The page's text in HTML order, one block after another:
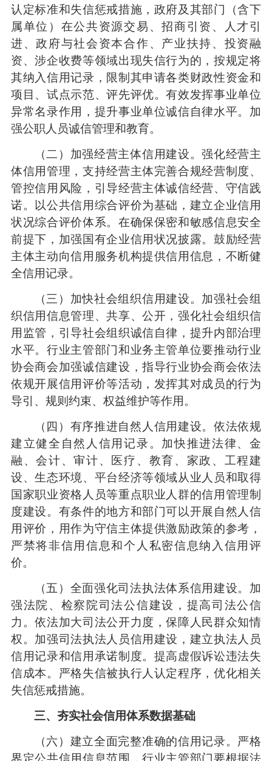
认定标准和失信惩戒措施，政府及其部门（含下
属单位）在公共资源交易、招商引资、人才引
进、政府与社会资本合作、产业扶持、投资融
资、涉企收费等领域出现失信行为的，按规定将
其纳入信用记录，限制其申请各类财政性资金和
项目、试点示范、评先评优。有效发挥事业单位
异常名录作用，提升事业单位诚信自律水平。加
强公职人员诚信管理和教育。
（二）加强经营主体信用建设。强化经营主
体信用管理，支持经营主体完善合规经营制度、
管控信用风险，引导经营主体诚信经营、守信践
诺。以公共信用综合评价为基础，建立企业信用
状况综合评价体系。在确保保密和敏感信息安全
前提下，加强国有企业信用状况披露。鼓励经营
主体主动向信用服务机构提供信用信息，不断健
全信用记录。
（三）加快社会组织信用建设。加强社会组
织信用信息管理、共享、公开，强化社会组织信
用监管，引导社会组织诚信自律，提升内部治理
水平。行业主管部门和业务主管单位要推动行业
协会商会加强诚信建设，指导行业协会商会依法
依规开展信用评价等活动，发挥其对成员的行为
导引、规则约束、权益维护等作用。
（四）有序推进自然人信用建设。依法依规
建立健全自然人信用记录。加快推进法律、金
融、会计、审计、医疗、教育、家政、工程建
设、生态环境、平台经济等领域从业人员和取得
国家职业资格人员等重点职业人群的信用管理制
度建设。有条件的地方和部门可以开展自然人信
用评价，用作为守信主体提供激励政策的参考，
严禁将非信用信息和个人私密信息纳入信用评
价。
（五）全面强化司法执法体系信用建设。加
强法院、检察院司法公信建设，提高司法公信
力。依法加大司法公开力度，保障人民群众知情
权。加强司法执法人员信用建设，建立执法人员
信用记录和信用承诺制度。提高虚假诉讼违法失
信成本。严格失信被执行人认定程序，优化相关
失信惩戒措施。
三、夯实社会信用体系数据基础
（六）建立全面完整准确的信用记录。严格
界定公共信用信息范围，行业主管部门要根据法